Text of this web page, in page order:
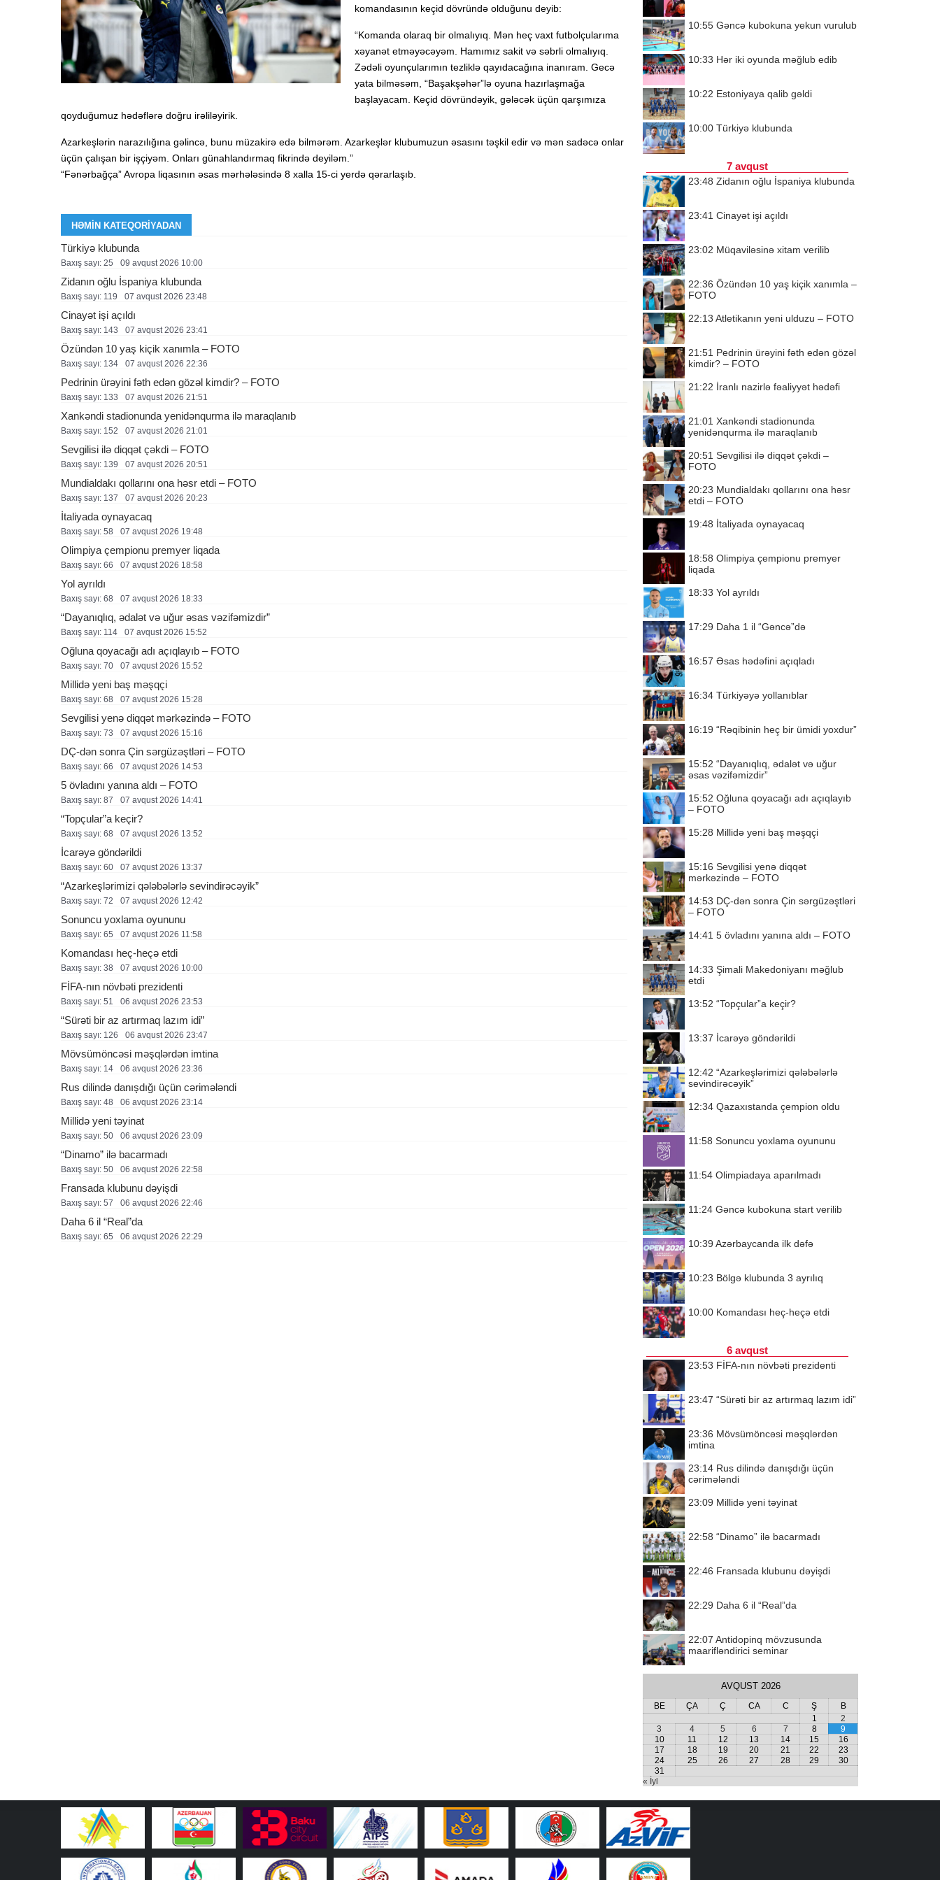
komandasının keçid dövründə olduğunu deyib:
“Komanda olaraq bir olmalıyıq. Mən heç vaxt futbolçularıma
xəyanət etməyəcəyəm. Hamımız sakit və səbrli olmalıyıq.
Zədəli oyunçularımın tezliklə qayıdacağına inanıram. Gecə
yata bilməsəm, “Başakşəhər”lə oyuna hazırlaşmağa
başlayacam. Keçid dövründəyik, gələcək üçün qarşımıza
qoyduğumuz hədəflərə doğru irəliləyirik.
Azarkeşlərin narazılığına gəlincə, bunu müzakirə edə bilmərəm. Azarkeşlər klubumuzun əsasını təşkil edir və mən sadəcə onlar
üçün çalışan bir işçiyəm. Onları günahlandırmaq fikrində deyiləm.”
“Fənərbağça” Avropa liqasının əsas mərhələsində 8 xalla 15-ci yerdə qərarlaşıb.
HƏMIN KATEQORIYADAN
Türkiyə klubunda
Baxış sayı: 25 09 avqust 2026 10:00
Zidanın oğlu İspaniya klubunda
Baxış sayı: 119 07 avqust 2026 23:48
Cinayət işi açıldı
Baxış sayı: 143 07 avqust 2026 23:41
Özündən 10 yaş kiçik xanımla – FOTO
Baxış sayı: 134 07 avqust 2026 22:36
Pedrinin ürəyini fəth edən gözəl kimdir? – FOTO
Baxış sayı: 133 07 avqust 2026 21:51
Xankəndi stadionunda yenidənqurma ilə maraqlanıb
Baxış sayı: 152 07 avqust 2026 21:01
Sevgilisi ilə diqqət çəkdi – FOTO
Baxış sayı: 139 07 avqust 2026 20:51
Mundialdakı qollarını ona həsr etdi – FOTO
Baxış sayı: 137 07 avqust 2026 20:23
İtaliyada oynayacaq
Baxış sayı: 58 07 avqust 2026 19:48
Olimpiya çempionu premyer liqada
Baxış sayı: 66 07 avqust 2026 18:58
Yol ayrıldı
Baxış sayı: 68 07 avqust 2026 18:33
“Dayanıqlıq, ədalət və uğur əsas vəzifəmizdir”
Baxış sayı: 114 07 avqust 2026 15:52
Oğluna qoyacağı adı açıqlayıb – FOTO
Baxış sayı: 70 07 avqust 2026 15:52
Millidə yeni baş məşqçi
Baxış sayı: 68 07 avqust 2026 15:28
Sevgilisi yenə diqqət mərkəzində – FOTO
Baxış sayı: 73 07 avqust 2026 15:16
DÇ-dən sonra Çin sərgüzəştləri – FOTO
Baxış sayı: 66 07 avqust 2026 14:53
5 övladını yanına aldı – FOTO
Baxış sayı: 87 07 avqust 2026 14:41
“Topçular”a keçir?
Baxış sayı: 68 07 avqust 2026 13:52
İcarəyə göndərildi
Baxış sayı: 60 07 avqust 2026 13:37
“Azarkeşlərimizi qələbələrlə sevindirəcəyik”
Baxış sayı: 72 07 avqust 2026 12:42
Sonuncu yoxlama oyununu
Baxış sayı: 65 07 avqust 2026 11:58
Komandası heç-heçə etdi
Baxış sayı: 38 07 avqust 2026 10:00
FİFA-nın növbəti prezidenti
Baxış sayı: 51 06 avqust 2026 23:53
“Sürəti bir az artırmaq lazım idi”
Baxış sayı: 126 06 avqust 2026 23:47
Mövsümöncəsi məşqlərdən imtina
Baxış sayı: 14 06 avqust 2026 23:36
Rus dilində danışdığı üçün cərimələndi
Baxış sayı: 48 06 avqust 2026 23:14
Millidə yeni təyinat
Baxış sayı: 50 06 avqust 2026 23:09
“Dinamo” ilə bacarmadı
Baxış sayı: 50 06 avqust 2026 22:58
Fransada klubunu dəyişdi
Baxış sayı: 57 06 avqust 2026 22:46
Daha 6 il “Real”da
Baxış sayı: 65 06 avqust 2026 22:29
10:55 Gəncə kubokuna yekun vurulub
10:33 Hər iki oyunda məğlub edib
10:22 Estoniyaya qalib gəldi
10:00 Türkiyə klubunda
7 avqust
23:48 Zidanın oğlu İspaniya klubunda
23:41 Cinayət işi açıldı
23:02 Müqaviləsinə xitam verilib
22:36 Özündən 10 yaş kiçik xanımla –
FOTO
22:13 Atletikanın yeni ulduzu – FOTO
21:51 Pedrinin ürəyini fəth edən gözəl
kimdir? – FOTO
21:22 İranlı nazirlə fəaliyyət hədəfi
21:01 Xankəndi stadionunda
yenidənqurma ilə maraqlanıb
20:51 Sevgilisi ilə diqqət çəkdi –
FOTO
20:23 Mundialdakı qollarını ona həsr
etdi – FOTO
19:48 İtaliyada oynayacaq
18:58 Olimpiya çempionu premyer
liqada
18:33 Yol ayrıldı
17:29 Daha 1 il “Gəncə”də
16:57 Əsas hədəfini açıqladı
16:34 Türkiyəyə yollanıblar
16:19 “Rəqibinin heç bir ümidi yoxdur”
15:52 “Dayanıqlıq, ədalət və uğur
əsas vəzifəmizdir”
15:52 Oğluna qoyacağı adı açıqlayıb
– FOTO
15:28 Millidə yeni baş məşqçi
15:16 Sevgilisi yenə diqqət
mərkəzində – FOTO
14:53 DÇ-dən sonra Çin sərgüzəştləri
– FOTO
14:41 5 övladını yanına aldı – FOTO
14:33 Şimali Makedoniyanı məğlub
etdi
13:52 “Topçular”a keçir?
13:37 İcarəyə göndərildi
12:42 “Azarkeşlərimizi qələbələrlə
sevindirəcəyik”
12:34 Qazaxıstanda çempion oldu
11:58 Sonuncu yoxlama oyununu
11:54 Olimpiadaya aparılmadı
11:24 Gəncə kubokuna start verilib
10:39 Azərbaycanda ilk dəfə
10:23 Bölgə klubunda 3 ayrılıq
10:00 Komandası heç-heçə etdi
6 avqust
23:53 FİFA-nın növbəti prezidenti
23:47 “Sürəti bir az artırmaq lazım idi”
23:36 Mövsümöncəsi məşqlərdən
imtina
23:14 Rus dilində danışdığı üçün
cərimələndi
23:09 Millidə yeni təyinat
22:58 “Dinamo” ilə bacarmadı
22:46 Fransada klubunu dəyişdi
22:29 Daha 6 il “Real”da
22:07 Antidopinq mövzusunda
maarifləndirici seminar
AVQUST 2026
BE ÇA Ç CA C Ş
B
1
2
3
4 5 6 7 8
9
10
11 12 13 14 15
16
17
18 19 20 21 22
23
24
25 26 27 28 29
30
31
« İyl